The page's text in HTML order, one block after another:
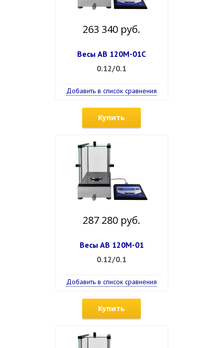
263 340 руб.
Весы АВ 120М-01С
0.12/0.1
Добавить в список сравнения
Купить
287 280 руб.
Весы АВ 120М-01
0.12/0.1
Добавить в список сравнения
Купить